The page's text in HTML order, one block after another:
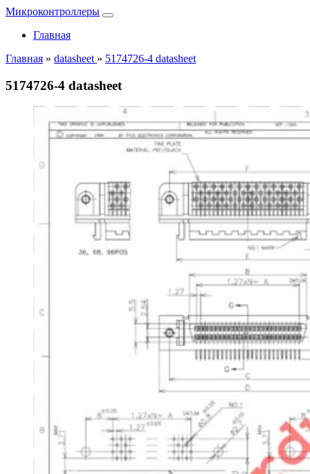
Микроконтроллеры
Главная
Главная » datasheet » 5174726-4 datasheet
5174726-4 datasheet